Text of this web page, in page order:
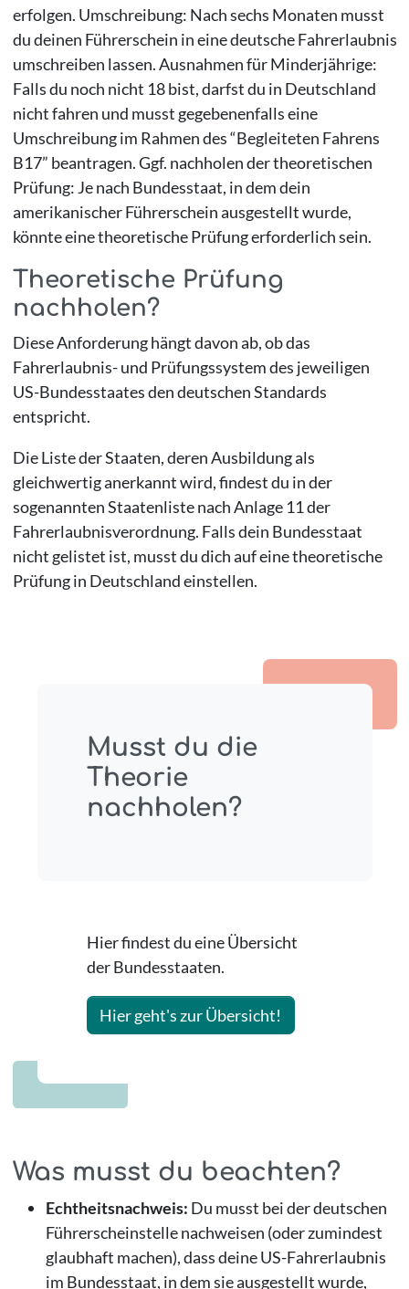
erfolgen. Umschreibung: Nach sechs Monaten musst
du deinen Führerschein in eine deutsche Fahrerlaubnis
umschreiben lassen. Ausnahmen für Minderjährige:
Falls du noch nicht 18 bist, darfst du in Deutschland
nicht fahren und musst gegebenenfalls eine
Umschreibung im Rahmen des “Begleiteten Fahrens
B17” beantragen. Ggf. nachholen der theoretischen
Prüfung: Je nach Bundesstaat, in dem dein
amerikanischer Führerschein ausgestellt wurde,
könnte eine theoretische Prüfung erforderlich sein.
Theoretische Prüfung
nachholen?
Diese Anforderung hängt davon ab, ob das
Fahrerlaubnis- und Prüfungssystem des jeweiligen
US-Bundesstaates den deutschen Standards
entspricht.
Die Liste der Staaten, deren Ausbildung als
gleichwertig anerkannt wird, findest du in der
sogenannten Staatenliste nach Anlage 11 der
Fahrerlaubnisverordnung. Falls dein Bundesstaat
nicht gelistet ist, musst du dich auf eine theoretische
Prüfung in Deutschland einstellen.
Musst du die
Theorie
nachholen?
Hier findest du eine Übersicht
der Bundesstaaten.
Hier geht's zur Übersicht!
Was musst du beachten?
Echtheitsnachweis: Du musst bei der deutschen
Führerscheinstelle nachweisen (oder zumindest
glaubhaft machen), dass deine US-Fahrerlaubnis
im Bundesstaat, in dem sie ausgestellt wurde,